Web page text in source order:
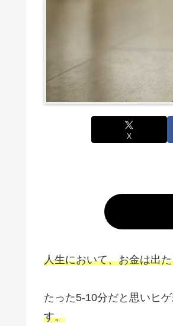
X
人生において、お金は出
たった5-10分だと思いヒ
す。